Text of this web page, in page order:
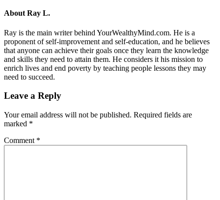
AboutRay L.
Ray is the main writer behind YourWealthyMind.com. He is a
proponent of self-improvement and self-education, and he believes
that anyone can achieve their goals once they learn the knowledge
and skills they need to attain them. He considers it his mission to
enrich lives and end poverty by teaching people lessons they may
need to succeed.
Leave a Reply
Your email address will not be published. Required fields are
marked *
Comment *